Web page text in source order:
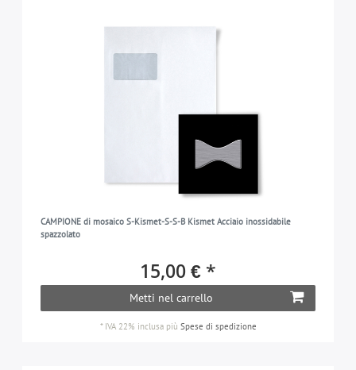
CAMPIONE di mosaico S-Kismet-S-S-B Kismet Acciaio inossidabile
spazzolato
15,00 € *
Metti nel carrello
* IVA 22% inclusapiù Spese di spedizione